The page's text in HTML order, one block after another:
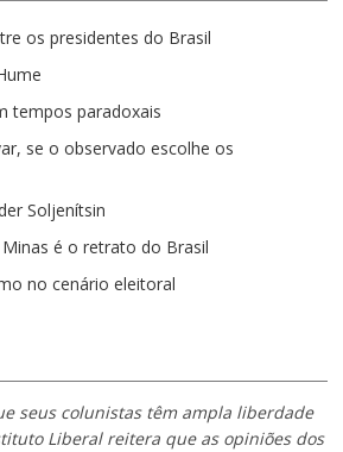
os presidentes do Brasil
tempos paradoxais
se o observado escolhe os
Soljenítsin
é o retrato do Brasil
no cenário eleitoral
seus colunistas têm ampla liberdade
Liberal reitera que as opiniões dos